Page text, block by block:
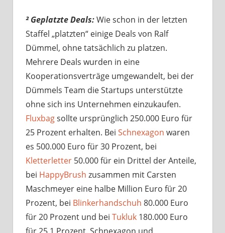
² Geplatzte Deals:Wie schon in der letzten
Staffel „platzten“ einige Deals von Ralf
Dümmel, ohne tatsächlich zu platzen.
Mehrere Deals wurden in eine
Kooperationsverträge umgewandelt, bei der
Dümmels Team die Startups unterstützte
ohne sich ins Unternehmen einzukaufen.
Fluxbagsollte ursprünglich 250.000 Euro für
25 Prozent erhalten. Bei Schnexagon waren
es 500.000 Euro für 30 Prozent, bei
Kletterletter 50.000 für ein Drittel der Anteile,
bei HappyBrush zusammen mit Carsten
Maschmeyer eine halbe Million Euro für 20
Prozent, bei Blinkerhandschuh 80.000 Euro
für 20 Prozent und bei Tukluk 180.000 Euro